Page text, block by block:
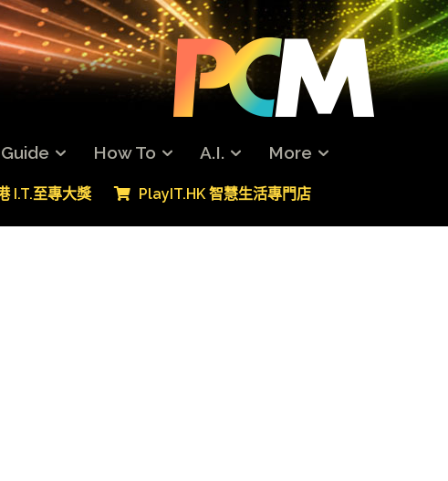
How To A.I. More
I.T.至專大獎 PlayIT.HK 智慧生活專門店